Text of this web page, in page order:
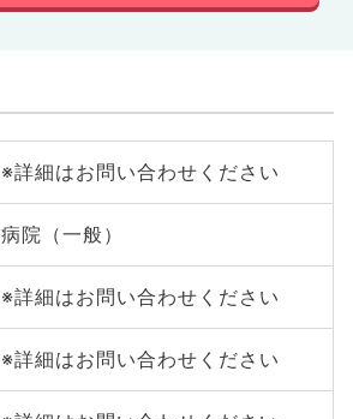
※詳細はお問い合わせください
病院（一般）
※詳細はお問い合わせください
※詳細はお問い合わせください